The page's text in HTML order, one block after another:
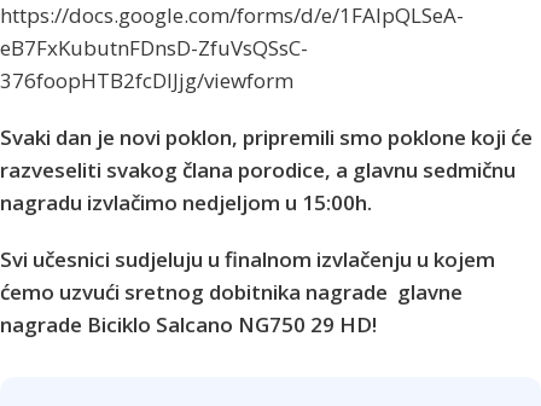
https://docs.google.com/forms/d/e/1FAIpQLSeA-
eB7FxKubutnFDnsD-ZfuVsQSsC-
376foopHTB2fcDIJjg/viewform
Svaki dan je novi poklon, pripremili smo poklone koji će
razveseliti svakog člana porodice, a glavnu sedmičnu
nagradu izvlačimo nedjeljom u 15:00h.
Svi učesnici sudjeluju u finalnom izvlačenju u kojem
ćemo uzvući sretnog dobitnika nagrade glavne
nagrade Biciklo Salcano NG750 29 HD!